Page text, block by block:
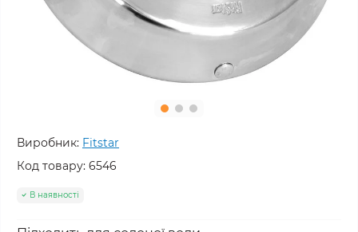
Виробник: Fitstar
Код товару: 6546
В наявності